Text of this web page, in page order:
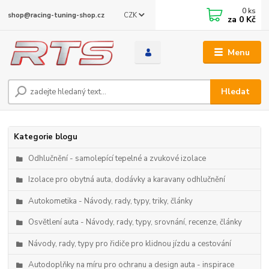
Menu
CZK
Hledat
shop@racing-tuning-shop.cz 0 ks
za 0 Kč
Kategorie blogu
Odhlučnění - samolepící tepelné a zvukové izolace
Izolace pro obytná auta, dodávky a karavany odhlučnění
Autokometika - Návody, rady, typy, triky, články
Osvětlení auta - Návody, rady, typy, srovnání, recenze, články
Návody, rady, typy pro řidiče pro klidnou jízdu a cestování
Autodoplňky na míru pro ochranu a design auta - inspirace